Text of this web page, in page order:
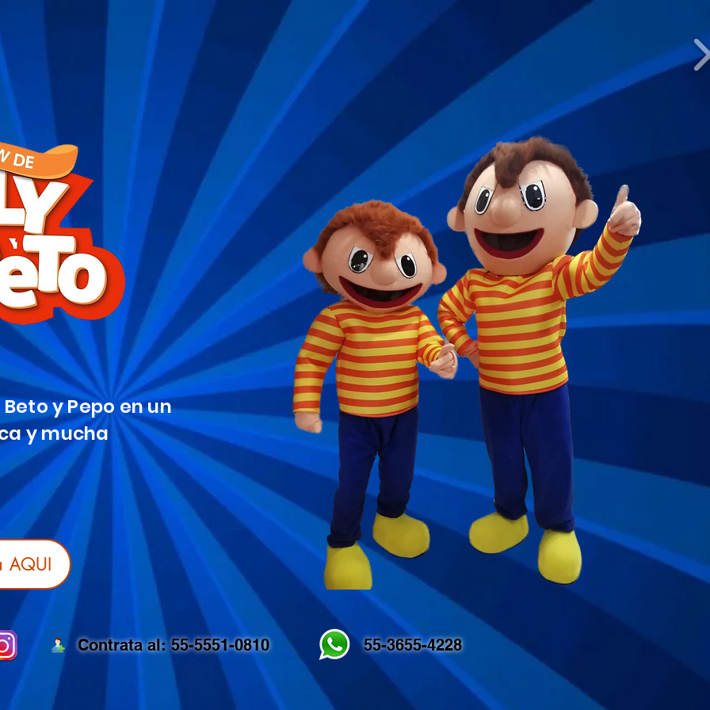
y Pepo en un
y mucha
AQUI
Contrata al: 55-5551-0810 55-3655-4228